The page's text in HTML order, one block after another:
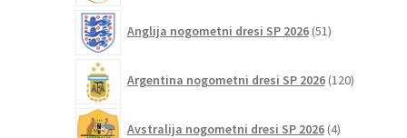
Anglija nogometni dresi SP 2026 51izdelkov
Argentina nogometni dresi SP 2026 120izdelkov
Avstralija nogometni dresi SP 2026 4